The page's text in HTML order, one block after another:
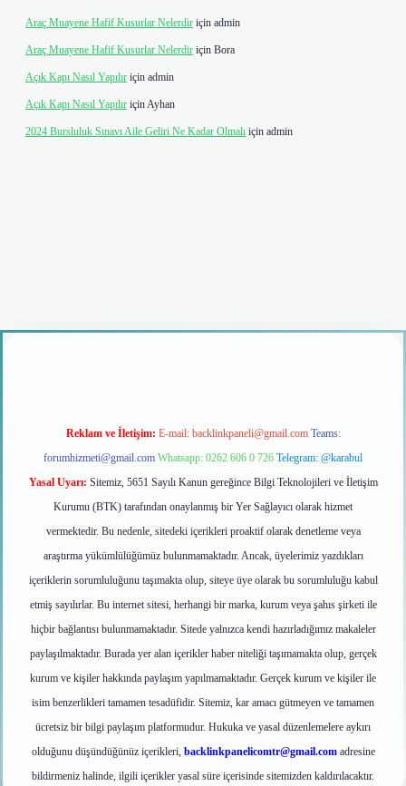
Araç Muayene Hafif Kusurlar Nelerdir için admin
Araç Muayene Hafif Kusurlar Nelerdir için Bora
Açık Kapı Nasıl Yapılır için admin
Açık Kapı Nasıl Yapılır içinAyhan
2024 Bursluluk Sınavı Aile Geliri Ne Kadar Olmalı için admin
giriş
Reklam ve İletişim: E-mail: backlinkpaneli@gmail.com Teams:
forumhizmeti@gmail.com Whatsapp: 0262 606 0 726 Telegram: @karabul
Yasal Uyarı: Sitemiz, 5651 Sayılı Kanun gereğince Bilgi Teknolojileri ve İletişim
Kurumu (BTK) tarafından onaylanmış bir Yer Sağlayıcı olarak hizmet
vermektedir. Bu nedenle, sitedeki içerikleri proaktif olarak denetleme veya
araştırma yükümlülüğümüz bulunmamaktadır. Ancak, üyelerimiz yazdıkları
içeriklerin sorumluluğunu taşımakta olup, siteye üye olarak bu sorumluluğu kabul
etmiş sayılırlar. Bu internet sitesi, herhangi bir marka, kurum veya şahıs şirketi ile
hiçbir bağlantısı bulunmamaktadır. Sitede yalnızca kendi hazırladığımız makaleler
paylaşılmaktadır. Burada yer alan içerikler haber niteliği taşımamakta olup, gerçek
kurum ve kişiler hakkında paylaşım yapılmamaktadır. Gerçek kurum ve kişiler ile
isim benzerlikleri tamamen tesadüfidir. Sitemiz, kar amacı gütmeyen ve tamamen
ücretsiz bir bilgi paylaşım platformudur. Hukuka ve yasal düzenlemelere aykırı
olduğunu düşündüğünüz içerikleri, backlinkpanelicomtr@gmail.comadresine
bildirmeniz halinde, ilgili içerikler yasal süre içerisinde sitemizden kaldırılacaktır.